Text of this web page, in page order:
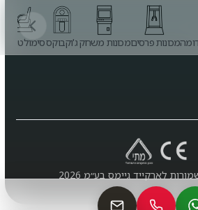
לארקייד גיימס בע״מ 2026
מכונות פרסיםמכונות משחקג'וקבוקססימולטורים